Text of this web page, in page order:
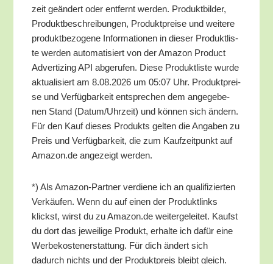
zeit geän­dert oder ent­fernt wer­den. Pro­dukt­bil­der,
Pro­dukt­be­schrei­bun­gen, Pro­dukt­prei­se und wei­te­re
pro­dukt­be­zo­ge­ne Infor­ma­tio­nen in die­ser Pro­dukt­lis­
te wer­den auto­ma­ti­siert von der Ama­zon Pro­duct
Adver­tiz­ing API abge­ru­fen. Die­se Pro­dukt­lis­te wur­de
aktua­li­siert am 8.08.2026 um 05:07 Uhr. Pro­dukt­prei­
se und Ver­füg­bar­keit ent­spre­chen dem ange­ge­be­
nen Stand (Datum/​Uhrzeit) und kön­nen sich ändern.
Für den Kauf die­ses Pro­dukts gel­ten die Anga­ben zu
Preis und Ver­füg­bar­keit, die zum Kauf­zeit­punkt auf
Amazon.de ange­zeigt werden.
*) Als Ama­zon-Part­ner ver­die­ne ich an qua­li­fi­zier­ten
Ver­käu­fen. Wenn du auf einen der Pro­dukt­links
klickst, wirst du zu Amazon.de wei­ter­ge­lei­tet. Kaufst
du dort das jewei­li­ge Pro­dukt, erhal­te ich dafür eine
Wer­be­kos­ten­er­stat­tung. Für dich ändert sich
dadurch nichts und der Pro­dukt­preis bleibt gleich.